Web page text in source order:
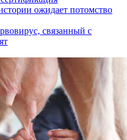
ожидает потомство
связанный с